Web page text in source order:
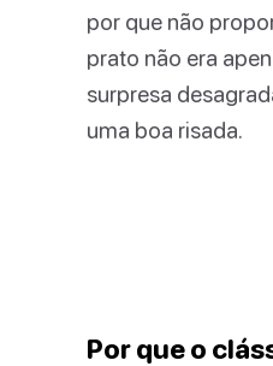
por que não
prato não era
surpresa
uma boa risada.
Por que o